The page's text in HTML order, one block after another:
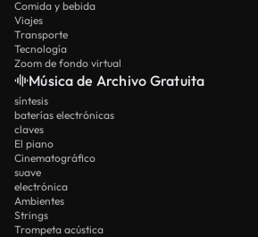
Comida y bebida
Viajes
Transporte
Tecnología
Zoom de fondo virtual
Música de Archivo Gratuita
síntesis
baterías electrónicas
claves
El piano
Cinematográfico
suave
electrónica
Ambientes
Strings
Trompeta acústica